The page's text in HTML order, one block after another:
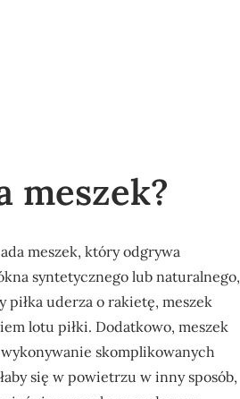
meszek?
meszek, który odgrywa
syntetycznego lub naturalnego,
piłka uderza o rakietę, meszek
lotu piłki. Dodatkowo, meszek
skomplikowanych
się w powietrzu w inny sposób,